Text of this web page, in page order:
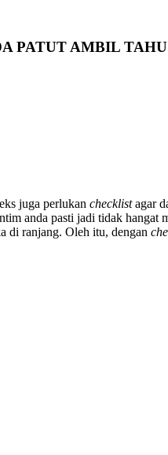
PATUT AMBIL TAHU
juga perlukan checklistagar
anda pasti jadi tidak
di ranjang. Oleh itu, dengan